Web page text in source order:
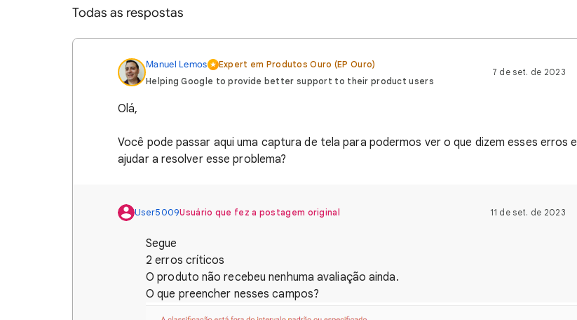
Todas as respostas
Manuel‏‏‎ ‎Lemos
Expert em Produtos Ouro (EP Ouro)
Helping Google to provide better support to their product users
7 de set. de 2023
Olá,
Você pode passar aqui uma captura de tela para podermos ver o que dizem esses erros e
ajudar a resolver esse problema?
User5009Usuário que fez a postagem original 11 de set. de 2023
Segue
2 erros críticos
O produto não recebeu nenhuma avaliação ainda.
O que preencher nesses campos?